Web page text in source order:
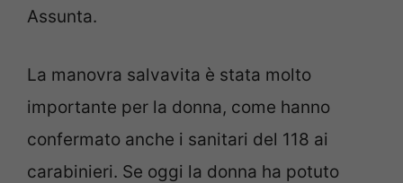
Assunta.
La manovra salvavita è stata molto
importante per la donna, come hanno
confermato anche i sanitari del 118 ai
carabinieri. Se oggi la donna ha potuto